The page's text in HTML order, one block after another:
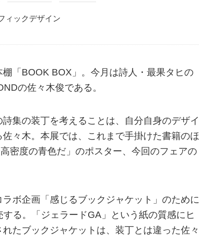
ィックデザイン
「BOOK BOX」。今月は詩人・最果タヒの
の佐々木俊である。
集の装丁を考えることは、自分自身のデザイ
々木。本展では、これまで手掛けた書籍のほ
密度の青色だ」のポスター、今回のフェアの
ボ企画「感じるブックジャケット」のために
る。「ジェラードGA」という紙の質感にヒ
たブックジャケットは、装丁とは違った佐々